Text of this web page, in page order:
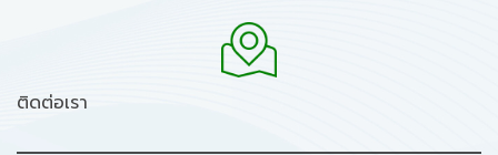
ติดต่อเรา